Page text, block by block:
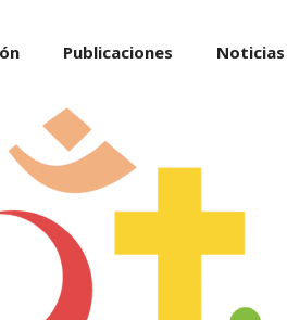
Publicaciones Noticias